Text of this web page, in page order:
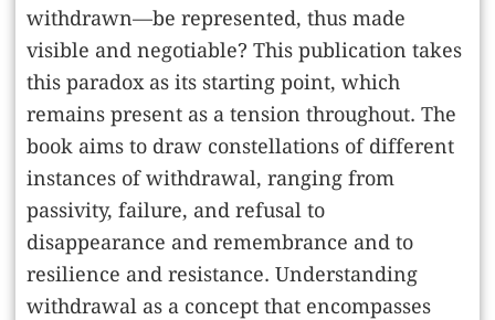
withdrawn—be represented, thus made
visible and negotiable? This publication takes
this paradox as its starting point, which
remains present as a tension throughout. The
book aims to draw constellations of different
instances of withdrawal, ranging from
passivity, failure, and refusal to
disappearance and remembrance and to
resilience and resistance. Understanding
withdrawal as a concept that encompasses